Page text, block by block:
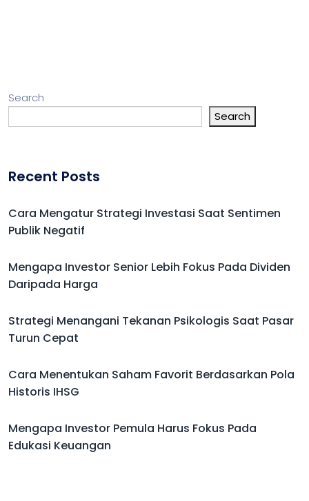
Search
Search
Recent Posts
Cara Mengatur Strategi Investasi Saat Sentimen
Publik Negatif
Mengapa Investor Senior Lebih Fokus Pada Dividen
Daripada Harga
Strategi Menangani Tekanan Psikologis Saat Pasar
Turun Cepat
Cara Menentukan Saham Favorit Berdasarkan Pola
Historis IHSG
Mengapa Investor Pemula Harus Fokus Pada
Edukasi Keuangan